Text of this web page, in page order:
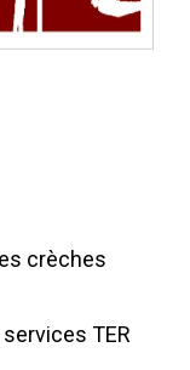
crèches
TER